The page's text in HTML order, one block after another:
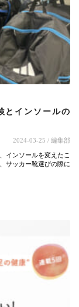
とインソールの
2024-03-25 / 編集部
インソールを変えたこ
サッカー靴選びの際に